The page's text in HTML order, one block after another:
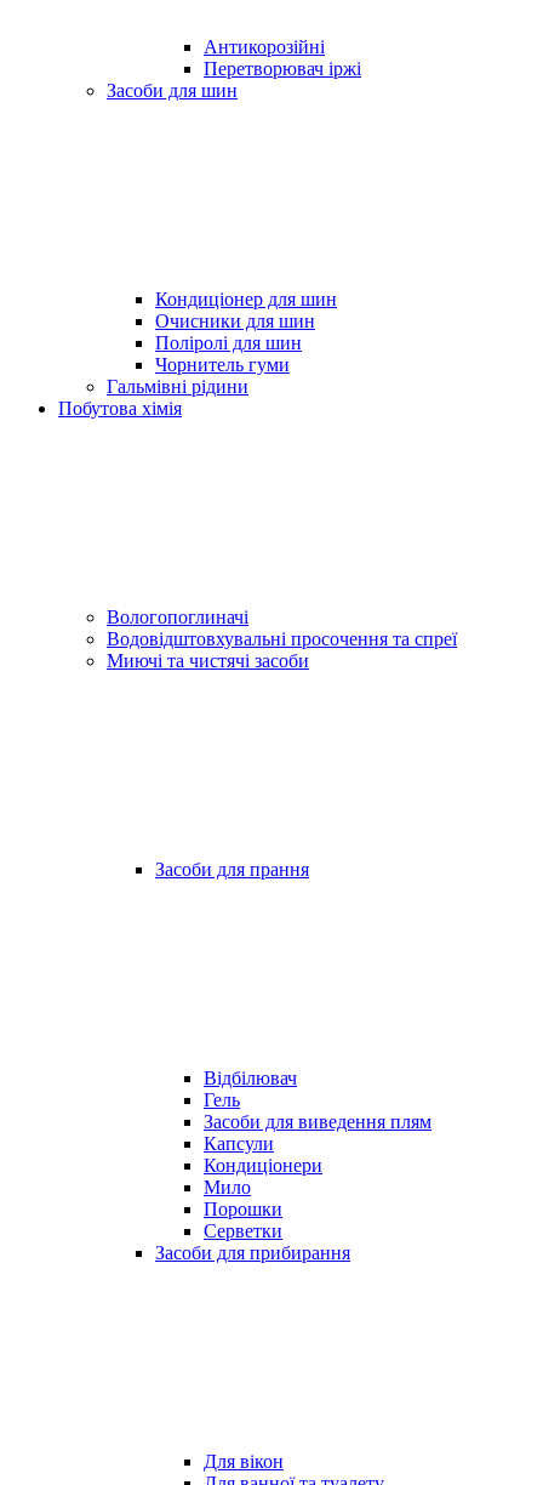
Антикорозійні
Перетворювач іржі
Засоби для шин
Кондиціонер для шин
Очисники для шин
Поліролі для шин
Чорнитель гуми
Гальмівні рідини
Побутова хімія
Вологопоглиначі
Водовідштовхувальні просочення та спреї
Миючі та чистячі засоби
Засоби для прання
Відбілювач
Гель
Засоби для виведення плям
Капсули
Кондиціонери
Мило
Порошки
Серветки
Засоби для прибирання
Для вікон